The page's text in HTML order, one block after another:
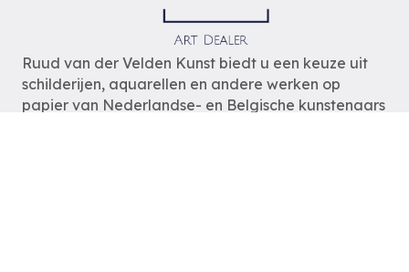
Ruud van der Velden Kunst biedt u een keuze uit
schilderijen, aquarellen en andere werken op
papier van Nederlandse- en Belgische kunstenaars